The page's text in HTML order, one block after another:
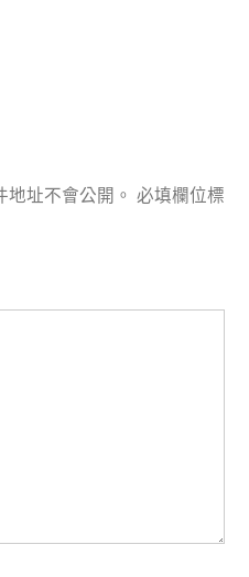
址不會公開。 必填欄位標